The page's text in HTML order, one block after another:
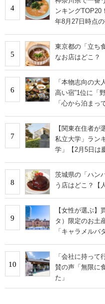
4
ンキング
年8月27日時点の
5
東京都の「立ち
なお店はどこ？
6
「本物志向の
高い宿”1位に「
「心から泊まっ
7
【関東在住者
私立大学」ラン
学」【2月5日は
8
茨城県の「ハン
う店はどこ？【
9
【女性が選ぶ】
タ）限定のお土
「キャラメルバ
10
「会社に持って
賛の声「無限に
た」